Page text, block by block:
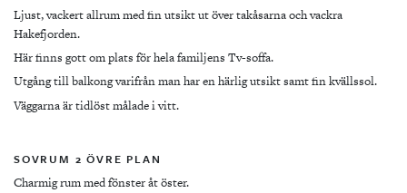
Ljust, vackert allrum med fin utsikt ut över takåsarna och vackra
Hakefjorden.
Här finns gott om plats för hela familjens Tv-soffa.
Utgång till balkong varifrån man har en härlig utsikt samt fin kvällssol.
Väggarna är tidlöst målade i vitt.
SOVRUM 2 ÖVRE PLAN
Charmig rum med fönster åt öster.